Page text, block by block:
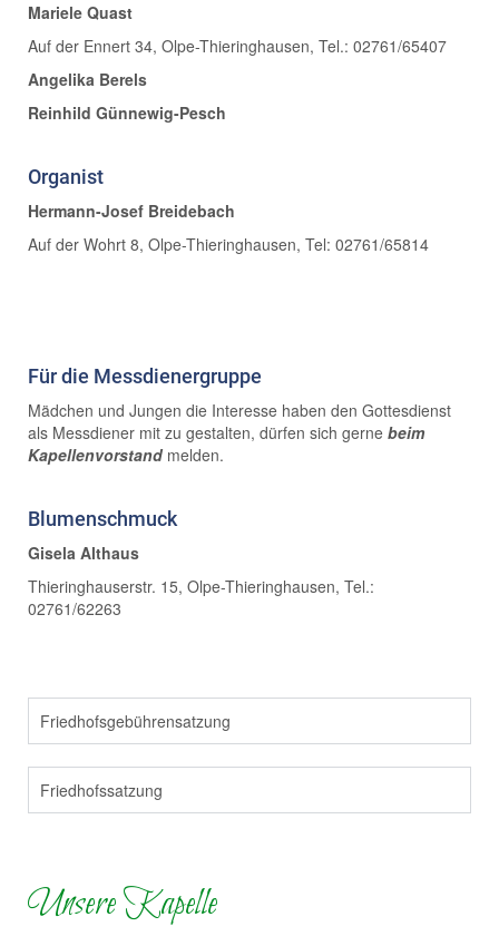
Mariele Quast
Auf der Ennert 34, Olpe-Thieringhausen, Tel.: 02761/65407
Angelika Berels
Reinhild Günnewig-Pesch
Organist
Hermann-Josef Breidebach
Auf der Wohrt 8, Olpe-Thieringhausen, Tel: 02761/65814
Für die Messdienergruppe
Mädchen und Jungen die Interesse haben den Gottesdienst
als Messdiener mit zu gestalten, dürfen sich gerne beim
Kapellenvorstand melden.
Blumenschmuck
Gisela Althaus
Thieringhauserstr. 15, Olpe-Thieringhausen, Tel.:
02761/62263
Friedhofsgebührensatzung
Friedhofssatzung
Unsere Kapelle